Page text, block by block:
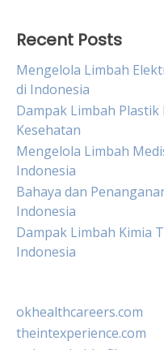
Recent Posts
Mengelola Limbah
di Indonesia
Dampak Limbah
Kesehatan
Mengelola Limbah
Indonesia
Bahaya dan
Indonesia
Dampak Limbah Kimia
Indonesia
okhealthcareers.com
theintexperience.com